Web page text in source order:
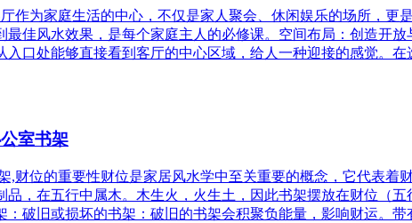
作为家庭生活的中心，不仅是家人聚会、休闲娱乐的场所，
佳风水效果，是每个家庭主人的必修课。空间布局：创造开
口处能够直接看到客厅的中心区域，给人一种迎接的感觉。在
室书架
,财位的重要性财位是家居风水学中至关重要的概念，它代表着
，在五行中属木。木生火，火生土，因此书架摆放在财位（
破旧或损坏的书架：破旧的书架会积聚负能量，影响财运。带